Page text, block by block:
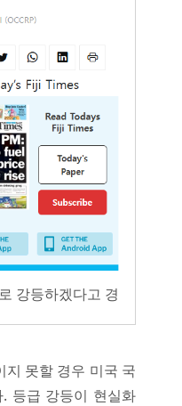
강등하겠다고 경
지 못할 경우 미국 국
등급 강등이 현실화